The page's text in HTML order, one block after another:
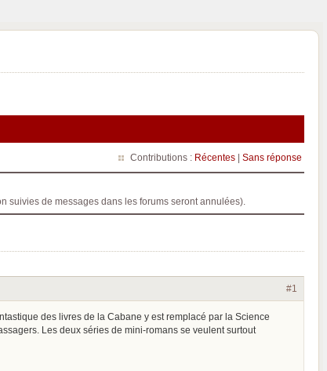
Contributions : Récentes | Sans réponse
suivies de messages dans les forums seront annulées).
#1
des livres de la Cabane y est remplacé par la Science
Les deux séries de mini-romans se veulent surtout